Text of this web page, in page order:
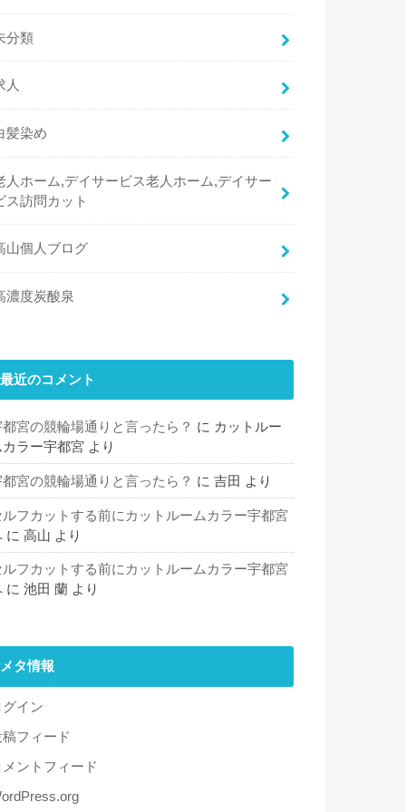
分類
人
髪染め
人ホーム,デイサービス老人ホーム,デイサー
ス訪問カット
山個人ブログ
濃度炭酸泉
最近のコメント
都宮の競輪場通りと言ったら？ に カットルー
カラー宇都宮 より
都宮の競輪場通りと言ったら？ に 吉田 より
ルフカットする前にカットルームカラー宇都宮
に 高山 より
ルフカットする前にカットルームカラー宇都宮
に 池田 蘭 より
メタ情報
グイン
稿フィード
メントフィード